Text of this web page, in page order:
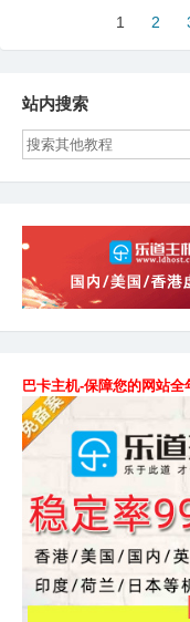
原
因
和
方
分
页
Page
1 2
站内搜索
巴卡主机-保障您的网站